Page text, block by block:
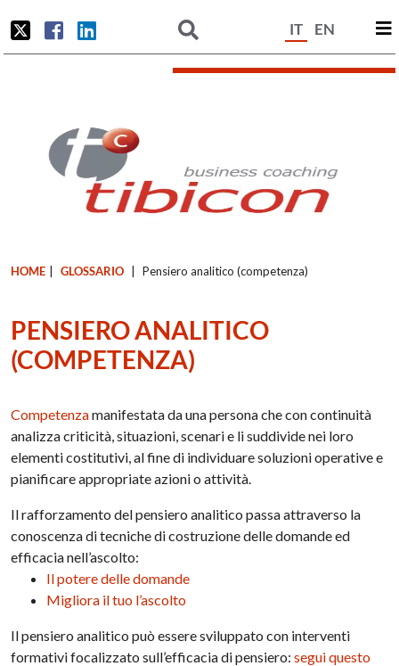
IT EN
HOME GLOSSARIO Pensiero analitico (competenza)
PENSIERO ANALITICO
(COMPETENZA)
Competenzamanifestata da una persona che con continuità
analizza criticità, situazioni, scenari e li suddivide nei loro
elementi costitutivi, al fine di individuare soluzioni operative e
pianificare appropriate azioni o attività.
Il rafforzamento del pensiero analitico passa attraverso la
conoscenza di tecniche di costruzione delle domande ed
efficacia nell’ascolto:
Il potere delle domande
Migliora il tuo l’ascolto
Il pensiero analitico può essere sviluppato con interventi
formativi focalizzato sull’efficacia di pensiero:segui questo